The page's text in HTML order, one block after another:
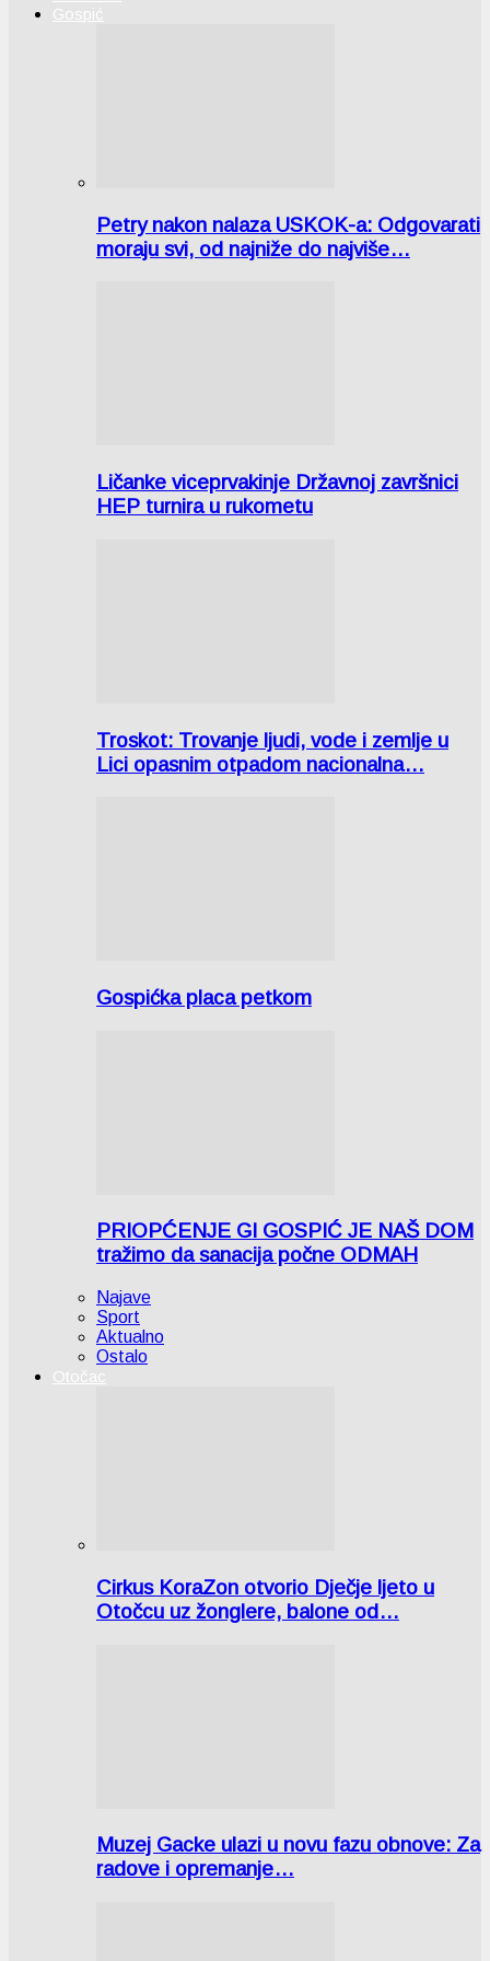
Gospić
Petry nakon nalaza USKOK-a: Odgovarati
moraju svi, od najniže do najviše…
Ličanke viceprvakinje Državnoj završnici
HEP turnira u rukometu
Troskot: Trovanje ljudi, vode i zemlje u
Lici opasnim otpadom nacionalna…
Gospićka placa petkom
PRIOPĆENJE GI GOSPIĆ JE NAŠ DOM
tražimo da sanacija počne ODMAH
Najave
Sport
Aktualno
Ostalo
Otočac
Cirkus KoraZon otvorio Dječje ljeto u
Otočcu uz žonglere, balone od…
Muzej Gacke ulazi u novu fazu obnove: Za
radove i opremanje…